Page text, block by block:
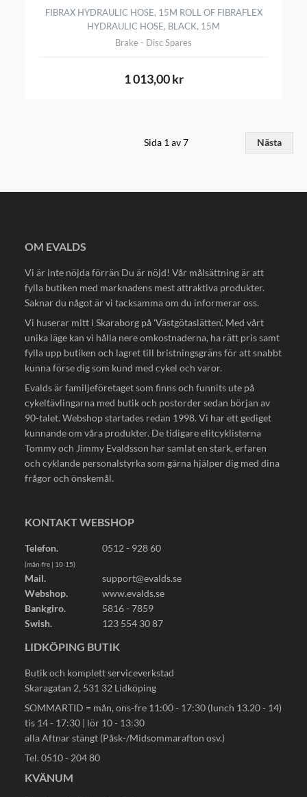
FIBRAX HYDRAULIC HOSE, 15M ROLL OF FIBRAFLEX
HYDRAULIC HOSE, BLACK, 15M
Brake - Disc Spares
1 013,00 kr
Sida 1 av 7 Nästa
OM EVALDS
Vi är inte nöjda förrän Du är nöjd! Vår målsättning är att
fylla butiken med marknadens mest attraktiva produkter.
Saknar du något är vi tacksamma om du informerar oss.
Vi huserar mitt i Skaraborg på 'Västgötaslätten'. Med vårt
unika läge kan vi hålla nere omkostnaderna, ha rätt pris samt
fylla upp butiken och lagret till bristningsgräns för att snabbt
kunna förse dig som kund med cykel och varor.
Evalds är familjeföretaget som finns och funnits ute på
cykeltävlingarna med butik och postorder sedan början av
90-talet. Webshop startades redan 1998. Vi har ett gediget
kunnande om våra produkter. De tidigare elitcyklisterna
Tommy och Jimmy Evaldsson har samlat en stark, erfaren
och cyklande personalstyrka som gärna hjälper dig med dina
frågor och önskemål.
KONTAKT WEBSHOP
Telefon. 0512 - 928 60
(mån-fre | 10-15)
Mail.
support@evalds.se
Webshop.
www.evalds.se
Bankgiro.
5816 - 7859
Swish.
123 554 30 87
LIDKÖPING BUTIK
Butik och komplett serviceverkstad
Skaragatan 2, 531 32 Lidköping
SOMMARTID = mån, ons-fre 11:00 - 17:30 (lunch 13.20 - 14)
tis 14 - 17:30 | lör 10 - 13:30
alla Aftnar stängt (Påsk-/Midsommarafton osv.)
Tel. 0510 - 204 80
KVÄNUM